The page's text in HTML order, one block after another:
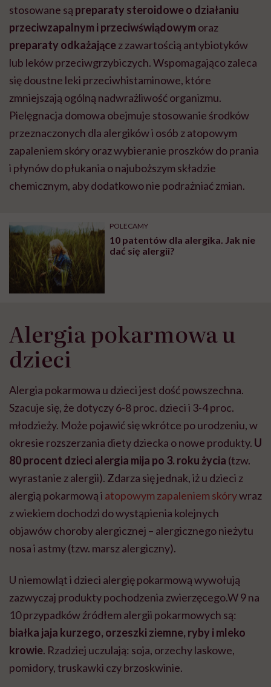
stosowane są preparaty steroidowe o działaniu
przeciwzapalnym i przeciwświądowym oraz
preparaty odkażającez zawartością antybiotyków
lub leków przeciwgrzybiczych. Wspomagająco zaleca
się doustne leki przeciwhistaminowe, które
zmniejszają ogólną nadwrażliwość organizmu.
Pielęgnacja domowa obejmuje stosowanie środków
przeznaczonych dla alergików i osób z atopowym
zapaleniem skóry oraz wybieranie proszków do prania
i płynów do płukania o najuboższym składzie
chemicznym, aby dodatkowo nie podrażniać zmian.
POLECAMY
10 patentów dla alergika. Jak nie
dać się alergii?
Alergia pokarmowa u
dzieci
Alergia pokarmowa u dziecijest dość powszechna.
Szacuje się, że dotyczy 6-8 proc. dzieci i 3-4 proc.
młodzieży. Może pojawić się wkrótce po urodzeniu, w
okresie rozszerzania diety dziecka o nowe produkty. U
80 procent dzieci alergia mija po 3. roku życia (tzw.
wyrastanie z alergii). Zdarza się jednak, iż u dzieci z
alergią pokarmową i atopowym zapaleniem skórywraz
z wiekiem dochodzi do wystąpienia kolejnych
objawów choroby alergicznej – alergicznego nieżytu
nosa i astmy (tzw. marsz alergiczny).
U niemowląt i dzieci alergię pokarmową wywołują
zazwyczaj produkty pochodzenia zwierzęcego.W 9 na
10 przypadków źródłem alergii pokarmowych są:
białka jaja kurzego, orzeszki ziemne, ryby i mleko
krowie. Rzadziej uczulają: soja, orzechy laskowe,
pomidory, truskawki czy brzoskwinie.